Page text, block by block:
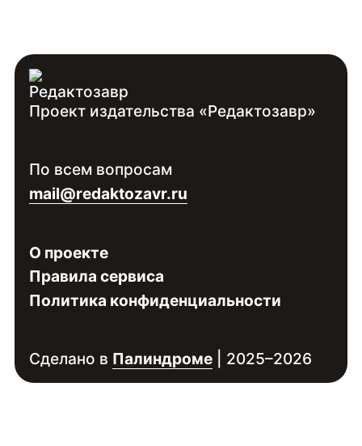
Проект издательства «Редактозавр»
По всем вопросам
mail@redaktozavr.ru
О проекте
Правила сервиса
Политика конфиденциальности
Сделано в Палиндроме| 2025–2026